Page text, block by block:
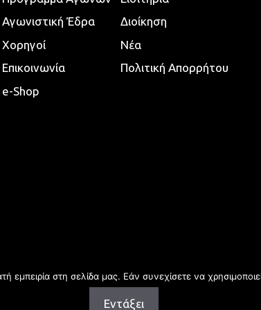
Αγωνιστική Έδρα
Διοίκηση
Χορηγοί
Νέα
Επικοινωνία
Πολιτική Απορρήτου
e-Shop
Copyright © 2026 | All rights reserved
στη σελίδα μας. Εάν συνεχίσετε να
Εντάξει